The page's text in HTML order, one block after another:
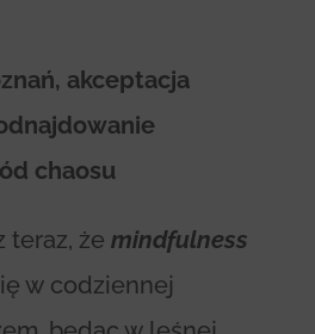
akceptacja
chaosu
teraz, że mindfulness
w codziennej